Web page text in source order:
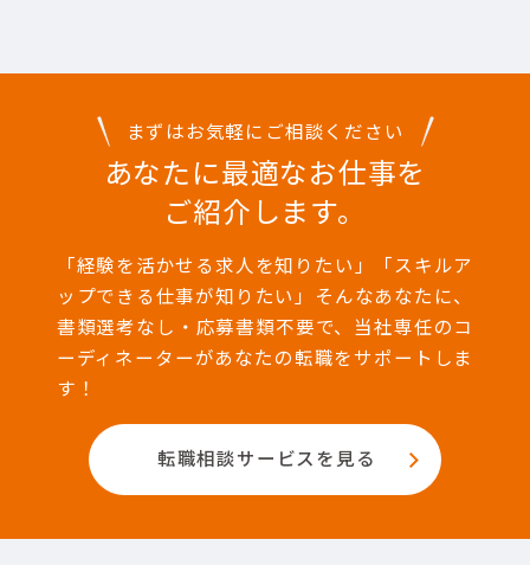
まずはお気軽にご相談ください
あなたに最適なお仕事を
ご紹介します。
「経験を活かせる求人を知りたい」「スキルア
ップできる仕事が知りたい」そんなあなたに、
書類選考なし・応募書類不要で、当社専任のコ
ーディネーターがあなたの転職をサポートしま
す！
転職相談サービスを見る